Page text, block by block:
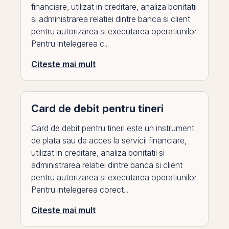
financiare, utilizat in creditare, analiza bonitatii
si administrarea relatiei dintre banca si client
pentru autorizarea si executarea operatiunilor.
Pentru intelegerea c...
Citeste mai mult
Card de debit pentru tineri
Card de debit pentru tineri este un instrument
de plata sau de acces la servicii financiare,
utilizat in creditare, analiza bonitatii si
administrarea relatiei dintre banca si client
pentru autorizarea si executarea operatiunilor.
Pentru intelegerea corect...
Citeste mai mult